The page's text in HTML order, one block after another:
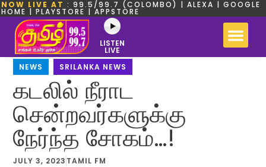
NOW LIVE AT : 99.5/99.7 (COLOMBO) | ALEXA | GOOGLE
HOME | PLAYSTORE | APPSTORE
LISTEN
LIVE
NEWS
SRILANKA NEWS
கடலில் நீராட
சென்றவர்களுக்கு
நேர்ந்த சோகம்…!
JULY 3, 2023 TAMIL FM